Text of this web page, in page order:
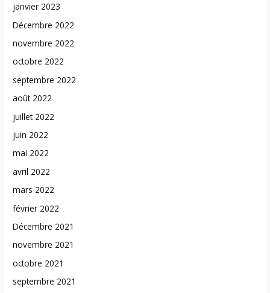
janvier 2023
Décembre 2022
novembre 2022
octobre 2022
septembre 2022
août 2022
juillet 2022
juin 2022
mai 2022
avril 2022
mars 2022
février 2022
Décembre 2021
novembre 2021
octobre 2021
septembre 2021